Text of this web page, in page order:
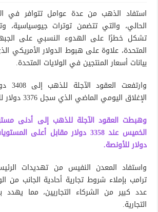
استفاد الذهب من عدة عوامل تتوافر في
الحالي، والتي تتضمن توترات جيوسياسية،
تشكل خطرًا على الهدوء النسبي على الجبهة
المتحدة، علاوة على هبوط الدولار الأمريكي
بيانات أسعار المنتجين في الولايات المتحدة.
الإغلاق اليومي الماضي الذي سجل 3376 دولار للأونصة.
وهبطت العقود الآجلة للذهب إلى أدنى
دولار للأونصة.
واستفاد المعدن النفيس من تهديدات
ترامب بإملاء شروط تجارية أحادية الجانب من
عدد كبير من الشركاء التجاريين، مما يهدد
التجارية.